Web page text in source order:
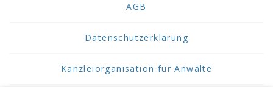
AGB
Datenschutzerklärung
Kanzleiorganisation für Anwälte